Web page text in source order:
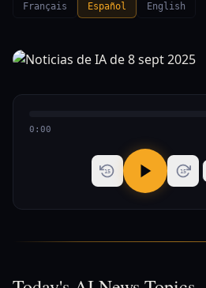
Français Español English
0:00
15 15